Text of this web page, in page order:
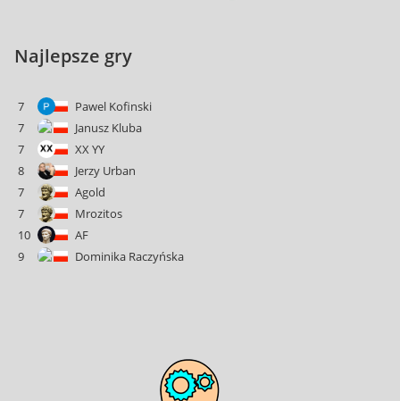
Najlepsze gry
7
Pawel Kofinski
7
Janusz Kluba
7
XX YY
8
Jerzy Urban
7
Agold
7
Mrozitos
10
AF
9
Dominika Raczyńska